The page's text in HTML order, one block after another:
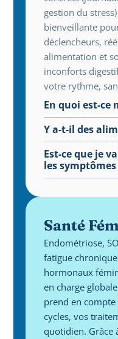
gestion du
bienveillante
déclencheurs,
alimentation et
inconforts
votre rythme,
En quoi est-ce
Y a-t-il des
Est-ce que je
les symptômes
Santé
Endométriose,
fatigue
hormonaux
en charge
prend en
cycles, vos
quotidien. Grâce